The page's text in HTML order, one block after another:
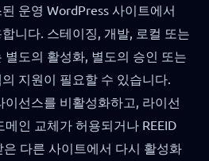
운영 WordPress 사이트에서
니다. 스테이징, 개발, 로컬 또는
별도의 활성화, 별도의 승인 또는
지원이 필요할 수 있습니다.
이선스를 비활성화하고, 라이선
인 교체가 허용되거나 REEID
은 다른 사이트에서 다시 활성화